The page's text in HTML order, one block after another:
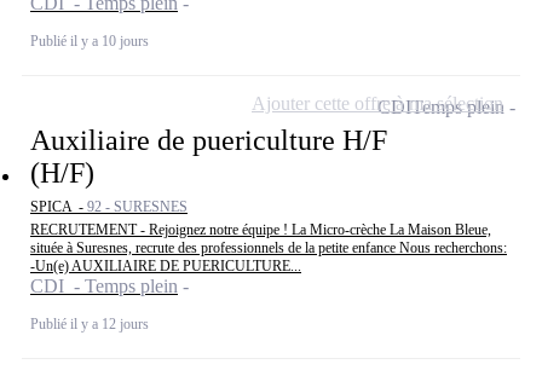
Publié il y a 10 jours
Auxiliaire de puericulture H/F
(H/F)
SPICA - 92 - SURESNES
RECRUTEMENT - Rejoignez notre équipe ! La Micro-crèche La Maison Bleue,
située à Suresnes, recrute des professionnels de la petite enfance Nous recherchons:
-Un(e) AUXILIAIRE DE PUERICULTURE...
CDI - Temps plein
Publié il y a 12 jours
CDITemps plein
Ajouter cette offre à ma sélection